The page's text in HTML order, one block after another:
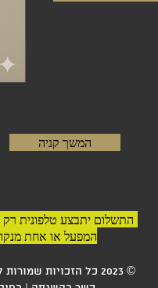
המשך קניה
התשלום יתבצע טלפונית
המפעל או אחת
© 2023 כל הזכויות שמורות לדרום אמריקה בשרים לגריל ואסאדו